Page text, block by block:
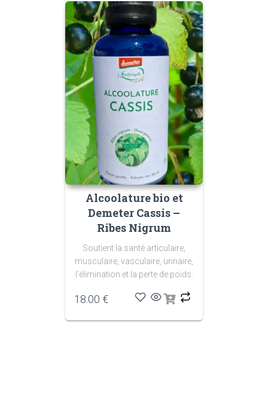
Alcoolature bio et
Demeter Cassis –
Ribes Nigrum
Soutient la santé articulaire,
musculaire, vasculaire, urinaire,
l’élimination et la perte de poids.
18.00 €